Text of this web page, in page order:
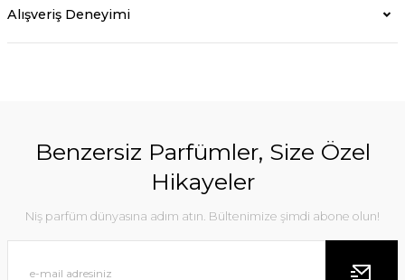
Alışveriş Deneyimi
Benzersiz Parfümler, Size Özel
Hikayeler
Niş parfüm dünyasına adım atın. Bültenimize şimdi abone olun!